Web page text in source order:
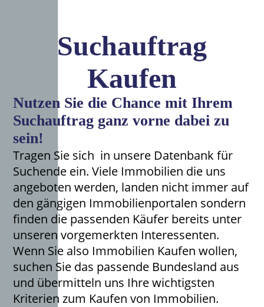
Suchauftrag
Kaufen
Nutzen Sie die Chance mit Ihrem
Suchauftrag ganz vorne dabei zu
sein!
Tragen Sie sich in unsere Datenbank für
Suchende ein. Viele Immobilien die uns
angeboten werden, landen nicht immer auf
den gängigen Immobilienportalen sondern
finden die passenden Käufer bereits unter
unseren vorgemerkten Interessenten.
Wenn Sie also Immobilien Kaufen wollen,
suchen Sie das passende Bundesland aus
und übermitteln uns Ihre wichtigsten
Kriterien zum Kaufen von Immobilien.